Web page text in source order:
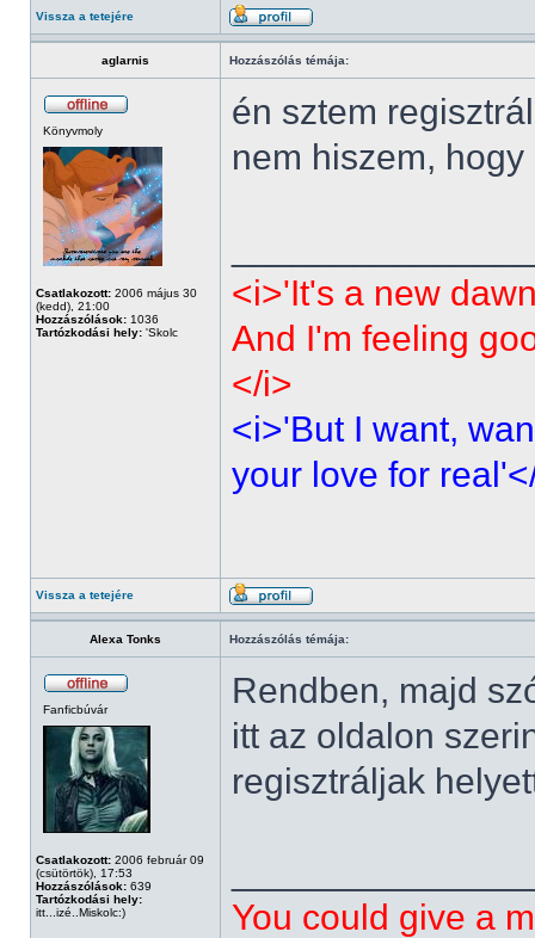
Vissza a tetejére
aglarnis Hozzászólás témája:
Könyvmoly
Csatlakozott: 2006 május 30
(kedd), 21:00
Hozzászólások: 1036
Tartózkodási hely: 'Skolc
én sztem
nem hiszem,
<i>'It's a new
And I'm feeling
</i>
<i>'But I want,
your love for
Vissza a tetejére
Alexa Tonks Hozzászólás témája:
Fanficbúvár
Csatlakozott: 2006 február 09
(csütörtök), 17:53
Hozzászólások: 639
Tartózkodási hely:
itt...izé..Miskolc:)
Rendben, majd
itt az oldalon
regisztráljak
You could give a